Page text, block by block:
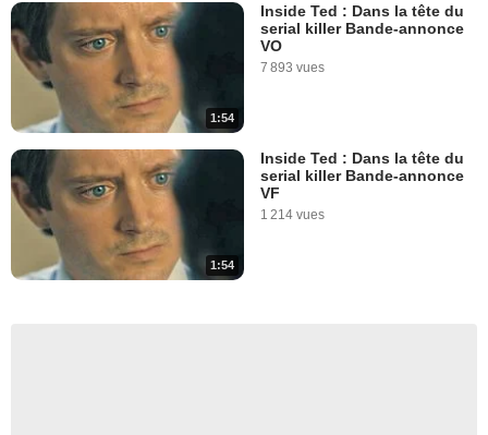
1:54
Inside Ted : Dans la tête du
serial killer Bande-annonce
VO
7 893 vues
1:54
Inside Ted : Dans la tête du
serial killer Bande-annonce
VF
1 214 vues